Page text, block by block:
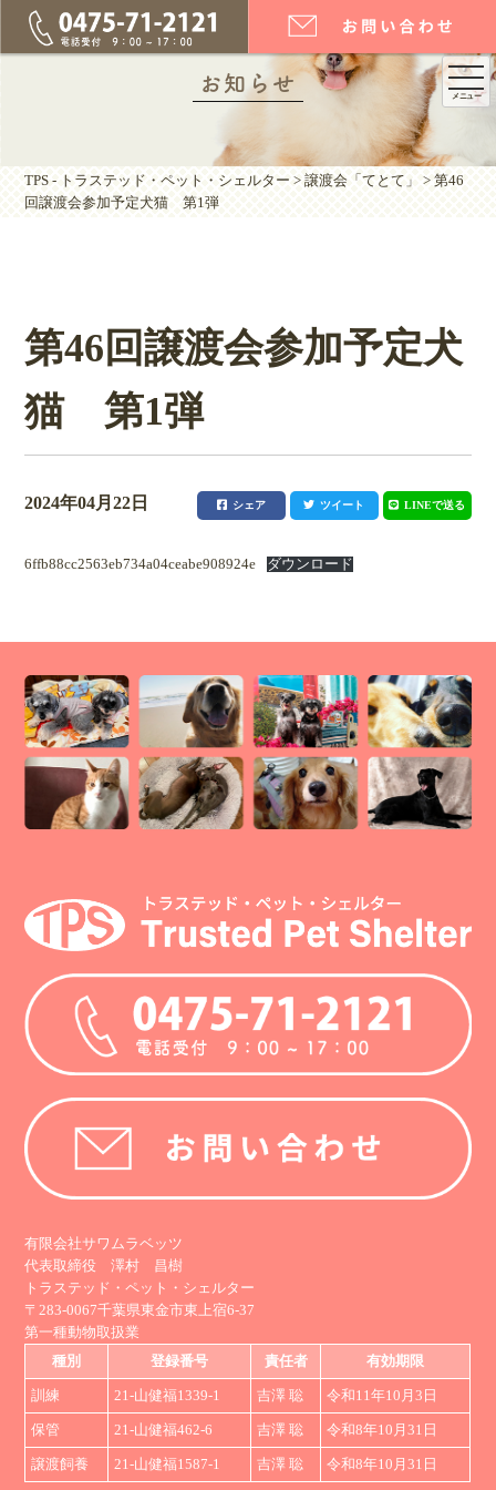
メニュー
お知らせ
TPS - トラステッド・ペット・シェルター >譲渡会「てとて」 >第46
回譲渡会参加予定犬猫 第1弾
第46回譲渡会参加予定犬
猫 第1弾
2024年04月22日 シェア ツイート LINEで送る
6ffb88cc2563eb734a04ceabe908924e ダウンロード
有限会社サワムラベッツ
代表取締役 澤村 昌樹
トラステッド・ペット・シェルター
〒283-0067千葉県東金市東上宿6-37
第一種動物取扱業
種別
登録番号 責任者 有効期限
訓練 21-山健福1339-1 吉澤 聡 令和11年10月3日
保管 21-山健福462-6 吉澤 聡 令和8年10月31日
譲渡飼養 21-山健福1587-1 吉澤 聡 令和8年10月31日